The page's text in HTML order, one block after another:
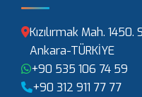
Kızılırmak Mah.
Ankara-TÜRKİYE
+90 535 106 74 59
+90 312 911 77 77